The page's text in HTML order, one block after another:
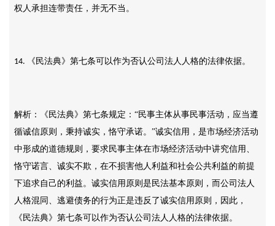
权人承担连带责任，并无不当。
14. 《民法典》第七条可以作为否认公司法人人格的法律依据。
解析：《民法典》第七条规定：“民事主体从事民事活动，应当遵
循诚信原则，秉持诚实，恪守承诺。”诚实信用，是市场经济活动
中形成的道德规则，要求民事主体在市场经济活动中讲究信用、
恪守诺言、诚实不欺，在不损害他人利益和社会公共利益的前提
下追求自己的利益。诚实信用原则是民法基本原则，而公司法人
人格混同、逃避债务的行为正是违反了诚实信用原则，因此，
《民法典》第七条可以作为否认公司法人人格的法律依据。